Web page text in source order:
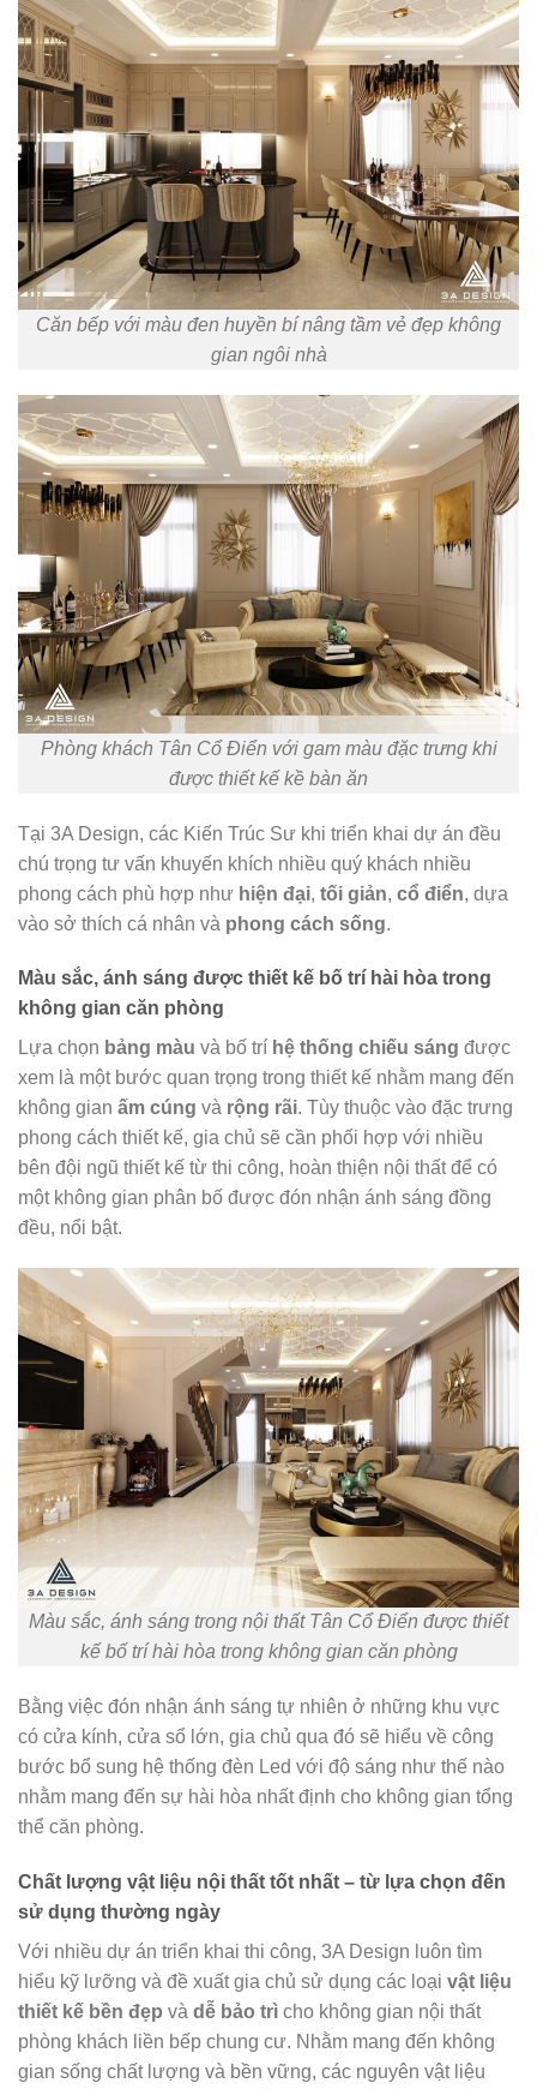
Căn bếp với màu đen huyền bí nâng tầm vẻ đẹp không
gian ngôi nhà
Phòng khách Tân Cổ Điển với gam màu đặc trưng khi
được thiết kế kề bàn ăn
Tại 3A Design, các Kiến Trúc Sư khi triển khai dự án đều
chú trọng tư vấn khuyến khích nhiều quý khách nhiều
phong cách phù hợp như hiện đại, tối giản, cổ điển, dựa
vào sở thích cá nhân và phong cách sống.​
Màu sắc, ánh sáng được thiết kế bố trí hài hòa trong
không gian căn phòng
Lựa chọn bảng màu và bố trí hệ thống chiếu sáng được
xem là một bước quan trọng trong thiết kế nhằm mang đến
không gian ấm cúng và rộng rãi.​ Tùy thuộc vào đặc trưng
phong cách thiết kế, gia chủ sẽ cần phối hợp với nhiều
bên đội ngũ thiết kế từ thi công, hoàn thiện nội thất để có
một không gian phân bố được đón nhận ánh sáng đồng
đều, nổi bật.
Màu sắc, ánh sáng trong nội thất Tân Cổ Điển được thiết
kế bố trí hài hòa trong không gian căn phòng
Bằng việc đón nhận ánh sáng tự nhiên ở những khu vực
có cửa kính, cửa sổ lớn, gia chủ qua đó sẽ hiểu về công
bước bổ sung hệ thống đèn Led với độ sáng như thế nào
nhằm mang đến sự hài hòa nhất định cho không gian tổng
thể căn phòng.
Chất lượng vật liệu nội thất tốt nhất – từ lựa chọn đến
sử dụng thường ngày
Với nhiều dự án triển khai thi công, 3A Design luôn tìm
hiểu kỹ lưỡng và đề xuất gia chủ sử dụng các loại vật liệu
thiết kế bền đẹp và dễ bảo trì cho không gian nội thất
phòng khách liền bếp chung cư. Nhằm mang đến không
gian sống chất lượng và bền vững, các nguyên vật liệu